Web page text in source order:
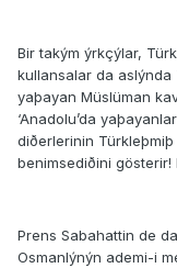
Bir takým ýrkçýlar,
kullansalar da aslýnda
yaþayan Müslüman
‘Anadolu’da
diðerlerinin
benimsediðini
Prens Sabahattin de
Osmanlýnýn ademi-i